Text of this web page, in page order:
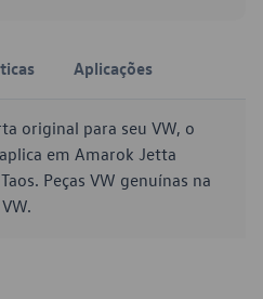
Aplicações
original para seu VW, o
em Amarok Jetta
Peças VW genuínas na